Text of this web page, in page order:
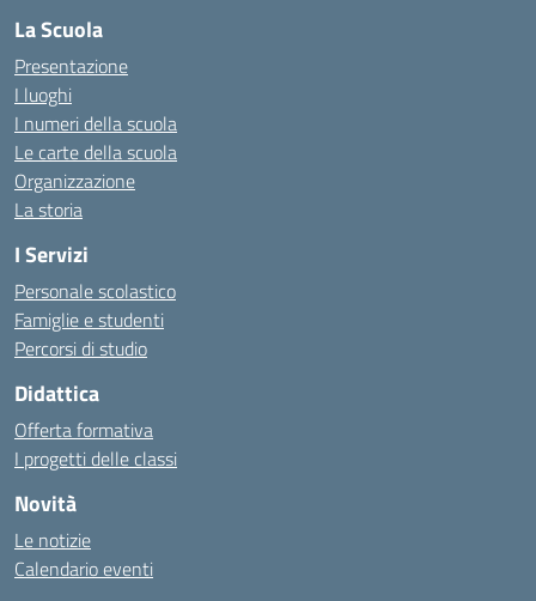
La Scuola
Presentazione
I luoghi
I numeri della scuola
Le carte della scuola
Organizzazione
La storia
I Servizi
Personale scolastico
Famiglie e studenti
Percorsi di studio
Didattica
Offerta formativa
I progetti delle classi
Novità
Le notizie
Calendario eventi